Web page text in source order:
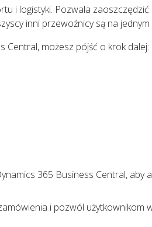
i logistyki. Pozwala zaoszczędzić
inni przewoźnicy są na
możesz pójść o krok
365 Business Central, aby
i pozwól użytkownikom